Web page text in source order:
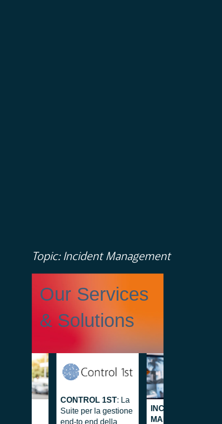
Topic: Incident Management
Our Services
& Solutions
CONTROL 1ST: La
Suite per la gestione
end-to end della
INCIDENT
MANAGEMENT &